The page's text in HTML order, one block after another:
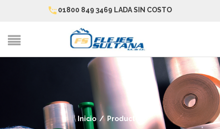
01800 849 3469 LADA SIN COSTO
Inicio / Productos